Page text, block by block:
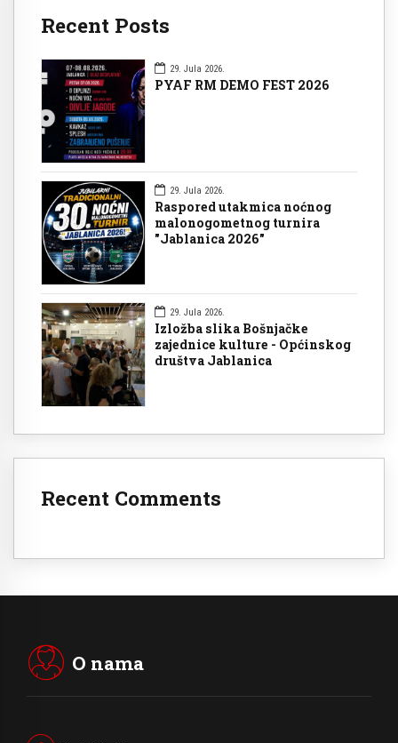
Recent Posts
29. Jula 2026.
PYAF RM DEMO FEST 2026
29. Jula 2026.
Raspored utakmica noćnog
malonogometnog turnira
"Jablanica 2026"
29. Jula 2026.
Izložba slika Bošnjačke
zajednice kulture - Općinskog
društva Jablanica
Recent Comments
O nama